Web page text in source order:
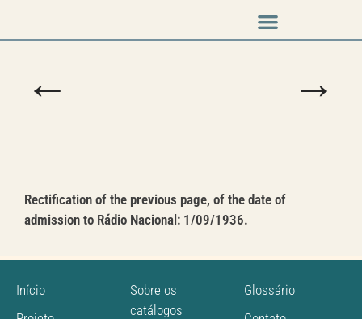
← →
Rectification of the previous page, of the date of
admission to Rádio Nacional: 1/09/1936.
Início
Sobre os
catálogos
Glossário